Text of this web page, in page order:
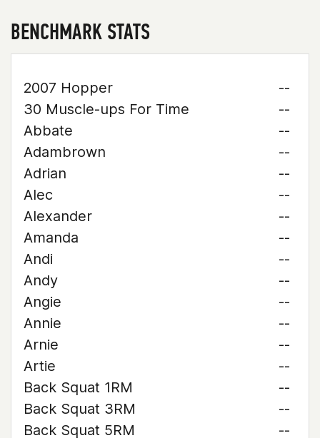
BENCHMARK STATS
2007 Hopper
--
30 Muscle-ups For Time
--
Abbate
--
Adambrown
--
Adrian
--
Alec
--
Alexander
--
Amanda
--
Andi
--
Andy
--
Angie
--
Annie
--
Arnie
--
Artie
--
Back Squat 1RM
--
Back Squat 3RM
--
Back Squat 5RM
--